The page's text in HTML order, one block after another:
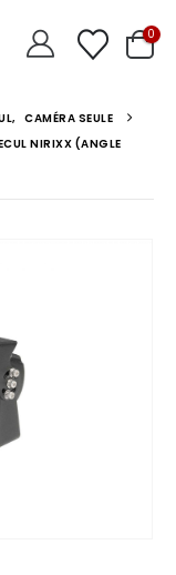
0
, CAMÉRA SEULE
NIRIXX (ANGLE